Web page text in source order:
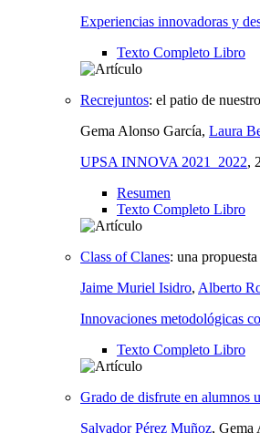
Experiencias innovadoras y
Texto Completo Libro
Recrejuntos: el patio de
Gema Alonso García, Laura
UPSA INNOVA 2021_2022,
Resumen
Texto Completo Libro
Class of Clanes: una
Jaime Muriel Isidro, Alberto
Innovaciones metodológicas
Texto Completo Libro
Grado de disfrute en alumnos
Salvador Pérez Muñoz, Gema